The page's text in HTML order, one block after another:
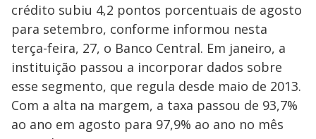
crédito subiu 4,2 pontos porcentuais de agosto
para setembro, conforme informou nesta
terça-feira, 27, o Banco Central. Em janeiro, a
instituição passou a incorporar dados sobre
esse segmento, que regula desde maio de 2013.
Com a alta na margem, a taxa passou de 93,7%
ao ano em agosto para 97,9% ao ano no mês